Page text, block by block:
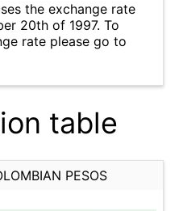
the exchange rate
20th of 1997. To
rate please go to
table
PESOS